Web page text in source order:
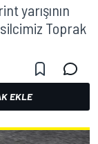
yarışının
Toprak
EKLE